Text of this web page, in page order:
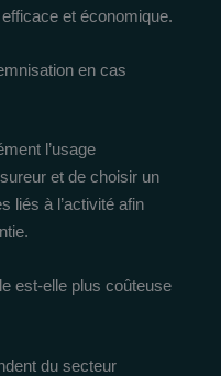
et économique.
en cas
l’usage
et de choisir un
liés à l’activité afin
est-elle plus coûteuse
du secteur